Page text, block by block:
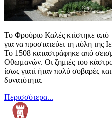
Το Φρούριο Καλές κτίστηκε
για να προστατεύει τη πόλη της
Το 1508 καταστράφηκε από
Οθωμανών. Οι ζημιές του
ίσως γιατί ήταν πολύ σοβαρές
δυνατότητα.
Περισσότερα...